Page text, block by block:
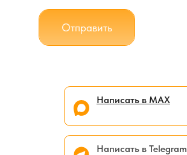
Написать в МАХ
Отправить
Написать в Telegram